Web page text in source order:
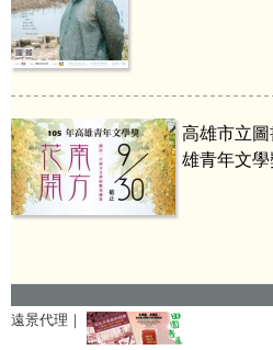
高雄市立
雄青年文
遠景代理｜